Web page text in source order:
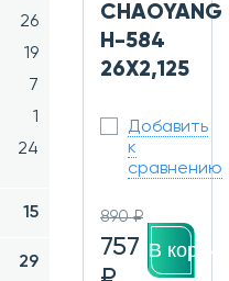
26
19
7
1
24
15
29
CHAOYANG
H-584
26Х2,125
Добавить
к
сравнению
890 ₽
757 В